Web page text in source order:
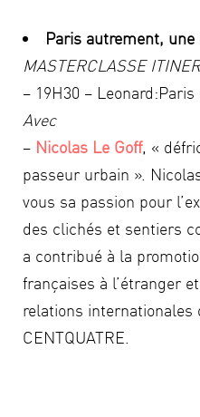
Paris autrement,
MASTERCLASSE
– 19H30 –
Avec
– Nicolas Le Goff, «
passeur urbain ».
vous sa passion pour
des clichés et sentiers
a contribué à la
françaises à l’étranger
relations
CENTQUATRE.